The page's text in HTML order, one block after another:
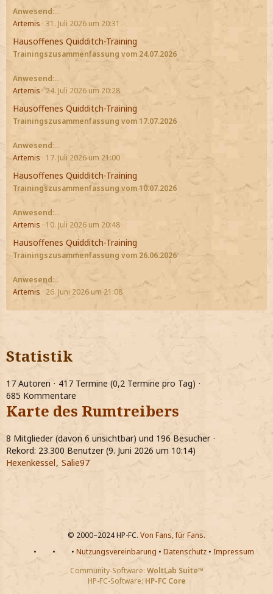
Anwesend:…
Artemis 31. Juli 2026 um 20:31
Hausoffenes Quidditch-Training
Trainingszusammenfassung vom 24.07.2026
Anwesend:…
Artemis 24. Juli 2026 um 20:28
Hausoffenes Quidditch-Training
Trainingszusammenfassung vom 17.07.2026
Anwesend:…
Artemis
17. Juli 2026 um 21:00
Hausoffenes Quidditch-Training
Trainingszusammenfassung vom 10.07.2026
Anwesend:…
Artemis
10. Juli 2026 um 20:48
Hausoffenes Quidditch-Training
Trainingszusammenfassung vom 26.06.2026
Anwesend:…
Artemis
26. Juni 2026 um 21:08
Statistik
17 Autoren
417 Termine (0,2 Termine pro Tag)
685 Kommentare
Karte des Rumtreibers
8 Mitglieder (davon 6 unsichtbar) und 196 Besucher
Rekord: 23.300 Benutzer (9. Juni 2026 um 10:14)
Hexenkessel Salie97
© 2000–2024 HP-FC. Von Fans, für Fans.
•
• • Nutzungsvereinbarung • Datenschutz• Impressum
Community-Software: WoltLab Suite™
HP-FC-Software: HP-FC Core